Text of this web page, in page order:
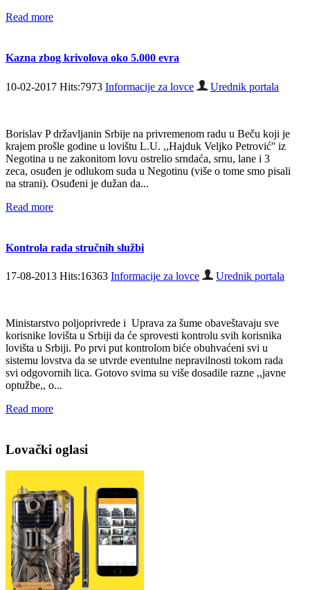
Read more
Kazna zbog krivolova oko 5.000 evra
10-02-2017 Hits:7973 Informacije za lovce Urednik portala
Borislav P državljanin Srbije na privremenom radu u Beču koji je
krajem prošle godine u lovištu L.U. ,,Hajduk Veljko Petrović'' iz
Negotina u ne zakonitom lovu ostrelio srndaća, srnu, lane i 3
zeca, osuđen je odlukom suda u Negotinu (više o tome smo pisali
na strani). Osuđeni je dužan da...
Read more
Kontrola rada stručnih službi
17-08-2013 Hits:16363 Informacije za lovce Urednik portala
Ministarstvo poljoprivrede i Uprava za šume obaveštavaju sve
korisnike lovišta u Srbiji da će sprovesti kontrolu svih korisnika
lovišta u Srbiji. Po prvi put kontrolom biće obuhvaćeni svi u
sistemu lovstva da se utvrde eventulne nepravilnosti tokom rada
svi odgovornih lica. Gotovo svima su više dosadile razne ,,javne
optužbe,, o...
Read more
Lovački oglasi